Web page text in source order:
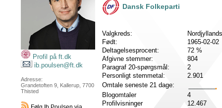
Profil på ft.dk
ib.poulsen@ft.dk
Adresse:
Grandetoften 9, Kallerup, 7700
Thisted
Dansk Folkeparti
Valgkreds:
Født:
1965-02-02
Deltagelsesprocent:
72 %
Afgivne stemmer:
804
Paragraf 20-spørgsmål:
2
Personligt stemmetal:
2.901
Omtale seneste 21 dage:
Blogomtaler
4
Profilvisninger
12.467